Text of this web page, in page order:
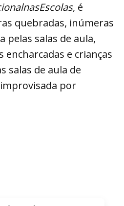
, é
quebradas, inúmeras
pelas salas de aula,
e crianças
salas de aula de
por